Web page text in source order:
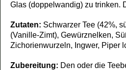
Glas (doppelwandig) zu trinken.
Zutaten: Schwarzer Tee (42%,
(Vanille-Zimt), Gewürznelken,
Zichorienwurzeln, Ingwer, Piper
Zubereitung: Den oder die